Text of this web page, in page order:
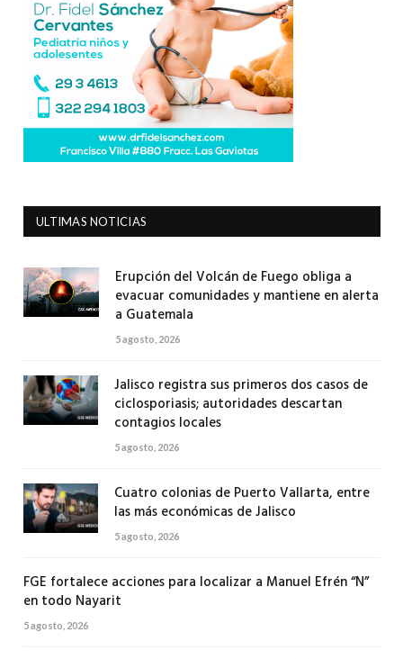
ULTIMAS NOTICIAS
Erupción del Volcán de Fuego obliga a
evacuar comunidades y mantiene en alerta
a Guatemala
5 agosto, 2026
Jalisco registra sus primeros dos casos de
ciclosporiasis; autoridades descartan
contagios locales
5 agosto, 2026
Cuatro colonias de Puerto Vallarta, entre
las más económicas de Jalisco
5 agosto, 2026
FGE fortalece acciones para localizar a Manuel Efrén “N”
en todo Nayarit
5 agosto, 2026